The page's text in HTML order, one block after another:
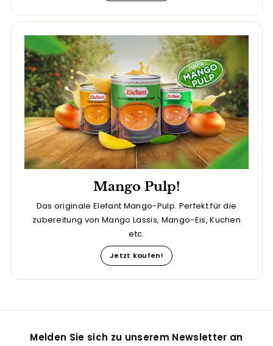
Mango Pulp!
Das originale Elefant Mango-Pulp. Perfekt für die
zubereitung von Mango Lassis, Mango-Eis, Kuchen
etc.
Jetzt kaufen!
Melden Sie sich zu unserem Newsletter an